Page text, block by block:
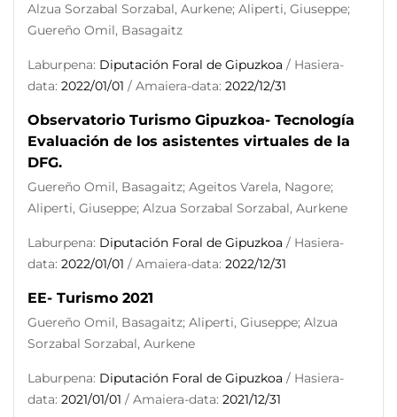
Alzua Sorzabal Sorzabal, Aurkene; Aliperti, Giuseppe;
Guereño Omil, Basagaitz
Laburpena: Diputación Foral de Gipuzkoa / Hasiera-
data: 2022/01/01 / Amaiera-data: 2022/12/31
Observatorio Turismo Gipuzkoa- Tecnología
Evaluación de los asistentes virtuales de la
DFG.
Guereño Omil, Basagaitz; Ageitos Varela, Nagore;
Aliperti, Giuseppe; Alzua Sorzabal Sorzabal, Aurkene
Laburpena: Diputación Foral de Gipuzkoa / Hasiera-
data: 2022/01/01 / Amaiera-data: 2022/12/31
EE- Turismo 2021
Guereño Omil, Basagaitz; Aliperti, Giuseppe; Alzua
Sorzabal Sorzabal, Aurkene
Laburpena: Diputación Foral de Gipuzkoa / Hasiera-
data: 2021/01/01 / Amaiera-data: 2021/12/31